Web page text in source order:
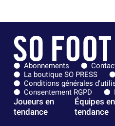
Abonnements
La boutique SO PRESS
Conditions générales
Consentement RGPD
Joueurs en
tendance
Équipes en
tendance